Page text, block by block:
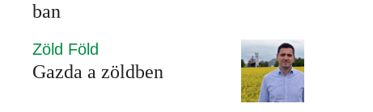
ban
Zöld Föld
Gazda a zöldben